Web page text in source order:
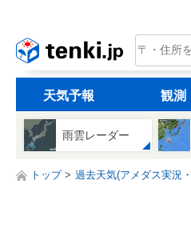
tenki.jp
天気予報 観測
雨雲レーダー
トップ 過去天気(アメダス実況